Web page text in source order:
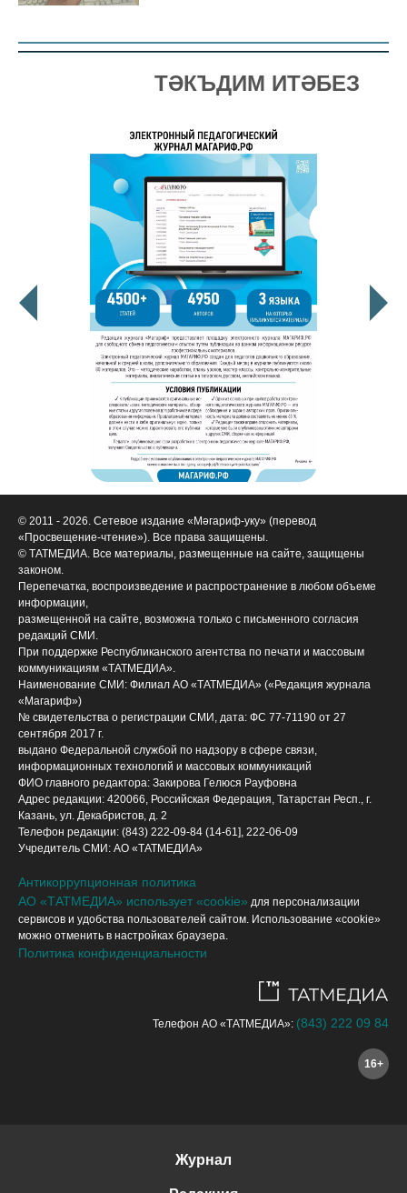
ТӘКЪДИМ ИТӘБЕЗ
© 2011 - 2026. Сетевое издание «Мәгариф-уку» (перевод
«Просвещение-чтение»). Все права защищены.
© ТАТМЕДИА. Все материалы, размещенные на сайте, защищены
законом.
Перепечатка, воспроизведение и распространение в любом объеме
информации,
размещенной на сайте, возможна только с письменного согласия
редакций СМИ.
При поддержке Республиканского агентства по печати и массовым
коммуникациям «ТАТМЕДИА».
Наименование СМИ: Филиал АО «ТАТМЕДИА» («Редакция журнала
«Магариф»)
№ свидетельства о регистрации СМИ, дата: ФС 77-71190 от 27
сентября 2017 г.
выдано Федеральной службой по надзору в сфере связи,
информационных технологий и массовых коммуникаций
ФИО главного редактора: Закирова Гелюся Рауфовна
Адрес редакции: 420066, Российская Федерация, Татарстан Респ., г.
Казань, ул. Декабристов, д. 2
Телефон редакции: (843) 222-09-84 (14-61], 222-06-09
Учредитель СМИ: АО «ТАТМЕДИА»
Антикоррупционная политика
АО «ТАТМЕДИА» использует «cookie» для персонализации
сервисов и удобства пользователей сайтом. Использование «cookie»
можно отменить в настройках браузера.
Политика конфиденциальности
Телефон АО «ТАТМЕДИА»: (843) 222 09 84
16+
Журнал